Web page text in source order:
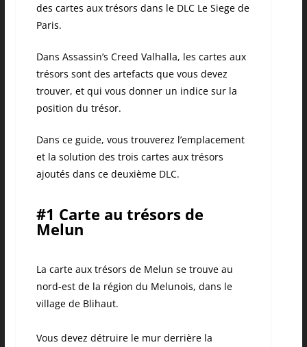
des cartes aux trésors dans le DLC Le Siegede
Paris.
Dans Assassin’s Creed Valhalla, les cartes aux
trésors sont des artefacts que vous devez
trouver, et qui vous donner un indice sur la
position du trésor.
Dans ce guide, vous trouverez l’emplacement
et la solution des trois cartes aux trésors
ajoutés dans ce deuxième DLC.
#1 Carte au trésors de
Melun
La carte aux trésors de Melun se trouve au
nord-est de la région du Melunois, dans le
village de Blihaut.
Vous devez détruire le mur derrière la